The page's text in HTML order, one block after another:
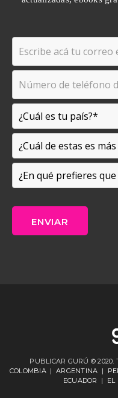
PUBLICAR GURÚ © 2020.
COLOMBIA| ARGENTINA |
ECUADOR
| EL